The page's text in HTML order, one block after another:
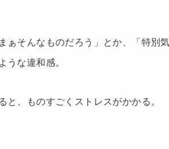
ぁそんなものだろう」とか、「特別
うな違和感。
と、ものすごくストレスがかかる。